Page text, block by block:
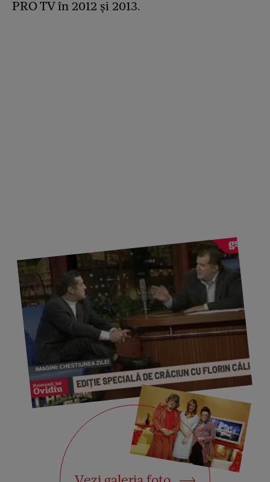
PRO TV în 2012 și 2013.